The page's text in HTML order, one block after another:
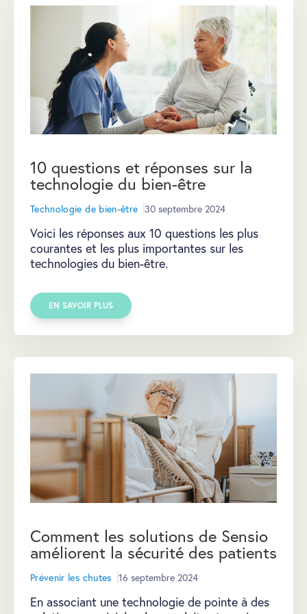
10 questions et réponses sur la
technologie du bien-être
Technologie de bien-être 30 septembre 2024
Voici les réponses aux 10 questions les plus
courantes et les plus importantes sur les
technologies du bien-être.
EN SAVOIR PLUS
Comment les solutions de Sensio
améliorent la sécurité des patients
Prévenir les chutes 16 septembre 2024
En associant une technologie de pointe à des